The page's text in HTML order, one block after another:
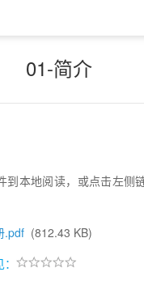
01-简介
到本地阅读，或点击左侧
.pdf (812.43 KB)